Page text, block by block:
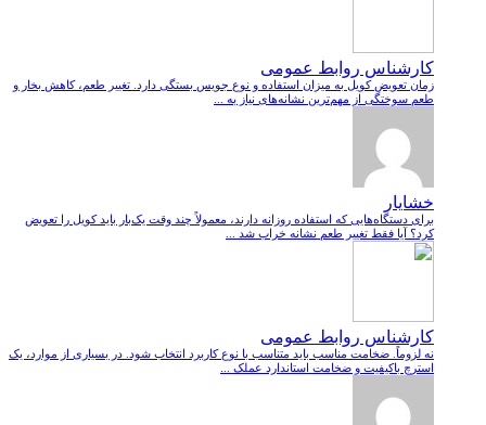
کارشناس روابط عمومی
زمان تعویض کویل به میزان استفاده و نوع جویس بستگی دارد. تغییر طعم، کاهش بخار و
طعم سوختگی از مهم‌ترین نشانه‌های نیاز به ...
خشایار
برای دستگاه‌هایی که استفاده روزانه دارند، معمولاً چند وقت یک‌بار باید کویل را تعویض
کرد؟ آیا فقط تغییر طعم نشانه خراب شد ...
کارشناس روابط عمومی
نه لزوماً. ضخامت مناسب باید متناسب با نوع کاربرد انتخاب شود. در بسیاری از موارد، یک
استرچ باکیفیت و ضخامت استاندارد عملک ...